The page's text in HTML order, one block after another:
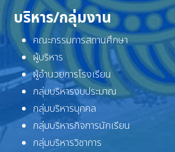
บริหาร/กลุ่มงาน
คณะกรรมการสถานศึกษา
ผู้บริหาร
ผู้อำนวยการโรงเรียน
กลุ่มบริหารงบประมาณ
กลุ่มบริหารบุคคล
กลุ่มบริหารกิจการนักเรียน
กลุ่มบริหารวิชาการ